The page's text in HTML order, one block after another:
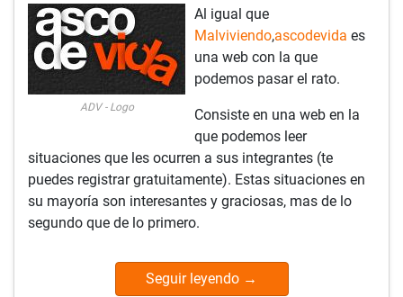
ADV - Logo
Al igual que
Malviviendo,ascodevida es
una web con la que
podemos pasar el rato.
Consiste en una web en la
que podemos leer
situaciones que les ocurren a sus integrantes (te
puedes registrar gratuitamente). Estas situaciones en
su mayoría son interesantes y graciosas, mas de lo
segundo que de lo primero.
Seguir leyendo →